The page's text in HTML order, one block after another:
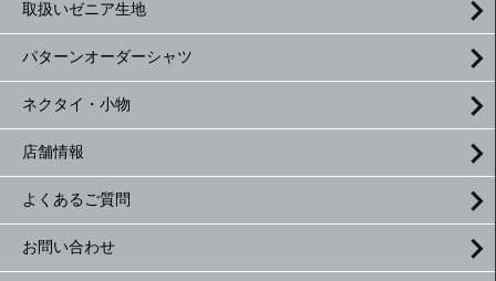
取扱いゼニア生地
パターンオーダーシャツ
ネクタイ・小物
店舗情報
よくあるご質問
お問い合わせ